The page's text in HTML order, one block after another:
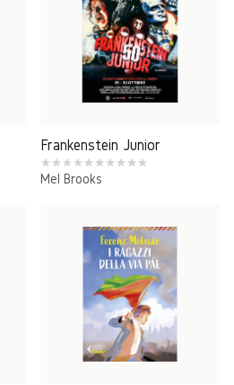
Frankenstein Junior
Mel Brooks